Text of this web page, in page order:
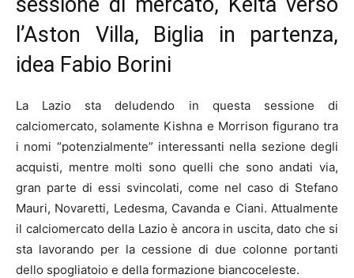
l’Aston Villa, Biglia in partenza,
idea Fabio Borini
La Lazio sta deludendo in questa sessione di
calciomercato, solamente Kishna e Morrison figurano tra
i nomi “potenzialmente” interessanti nella sezione degli
acquisti, mentre molti sono quelli che sono andati via,
gran parte di essi svincolati, come nel caso di Stefano
Mauri, Novaretti, Ledesma, Cavanda e Ciani. Attualmente
il calciomercato della Lazio è ancora in uscita, dato che si
sta lavorando per la cessione di due colonne portanti
dello spogliatoio e della formazione biancoceleste.